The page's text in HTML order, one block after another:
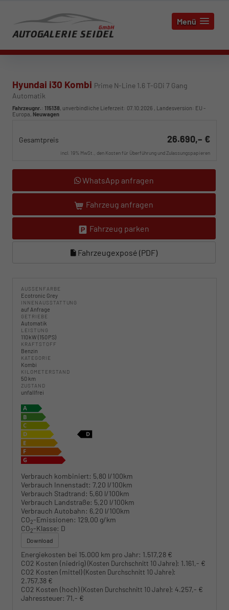
Menü
Hyundai i30 Kombi Prime N-Line 1.6 T-GDi 7 Gang
Automatik
Fahrzeugnr.: 115138, unverbindliche Lieferzeit: 07.10.2026 , Landesversion: EU -
Europa, Neuwagen
Gesamtpreis 26.690,– €
incl. 19% MwSt., den Kosten für Überführung und Zulassungspapieren
WhatsApp anfragen
Fahrzeug anfragen
Fahrzeug parken
Fahrzeugexposé (PDF)
AUSSENFARBE
Ecotronic Grey
INNENAUSSTATTUNG
auf Anfrage
GETRIEBE
Automatik
LEISTUNG
110 kW (150 PS)
KRAFTSTOFF
Benzin
KATEGORIE
Kombi
KILOMETERSTAND
50 km
ZUSTAND
unfallfrei
Verbrauch kombiniert: 5,80 l/100km
Verbrauch Innenstadt: 7,20 l/100km
Verbrauch Stadtrand: 5,60 l/100km
Verbrauch Landstraße: 5,20 l/100km
Verbrauch Autobahn: 6,20 l/100km
CO2-Emissionen: 129,00 g/km
CO2-Klasse: D
Download
Energiekosten bei 15.000 km pro Jahr: 1.517,28 €
CO2 Kosten (niedrig)(Kosten Durchschnitt 10 Jahre): 1.161,- €
CO2 Kosten (mittel)(Kosten Durchschnitt 10 Jahre):
2.757,38 €
CO2 Kosten (hoch)(Kosten Durchschnitt 10 Jahre): 4.257,- €
Jahressteuer: 71,- €